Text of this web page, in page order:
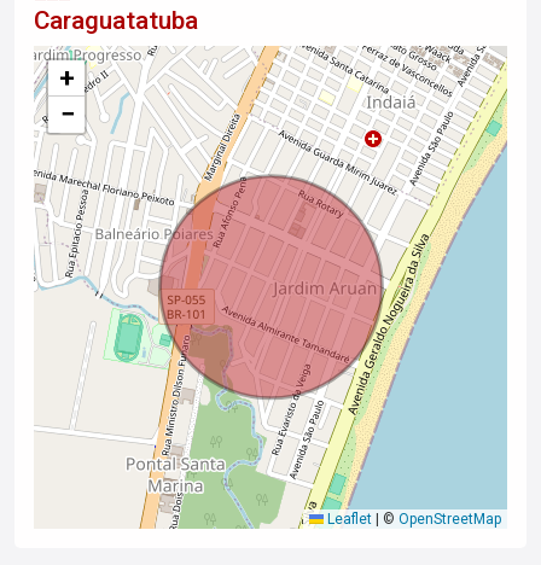
Caraguatatuba
+
−
Leaflet © OpenStreetMap